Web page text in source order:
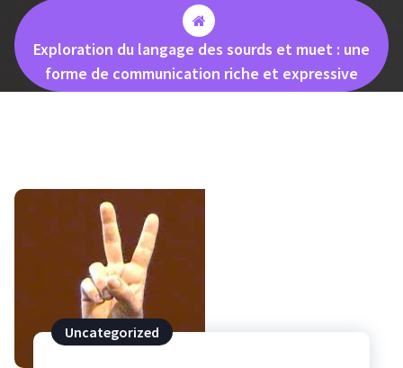
Exploration du langage des sourds et muet : une
forme de communication riche et expressive
Uncategorized